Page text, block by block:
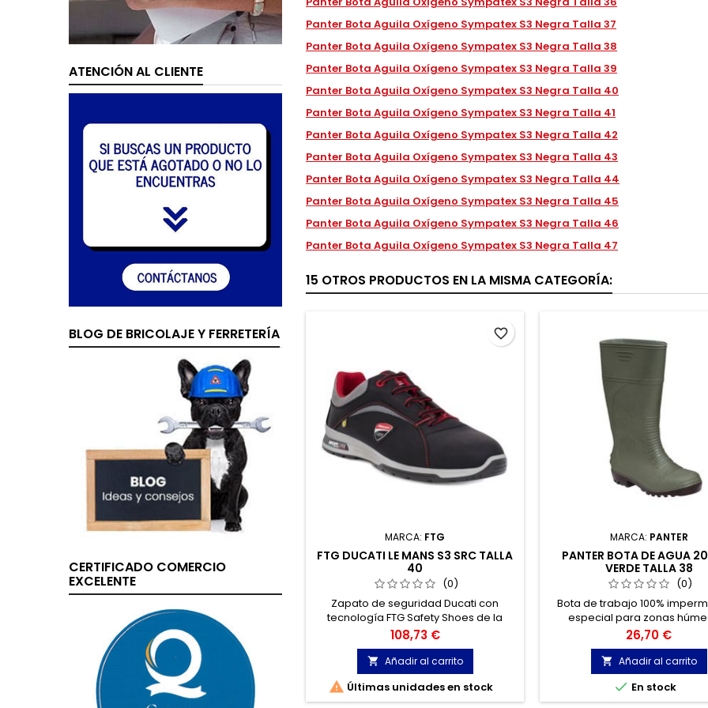
ATENCIÓN AL CLIENTE
BLOG DE BRICOLAJE Y FERRETERÍA
CERTIFICADO COMERCIO
EXCELENTE
Panter Bota Aguila Oxígeno Sympatex S3 Negra Talla 37
Panter Bota Aguila Oxígeno Sympatex S3 Negra Talla 38
Panter Bota Aguila Oxígeno Sympatex S3 Negra Talla 39
Panter Bota Aguila Oxígeno Sympatex S3 Negra Talla 40
Panter Bota Aguila Oxígeno Sympatex S3 Negra Talla 41
Panter Bota Aguila Oxígeno Sympatex S3 Negra Talla 42
Panter Bota Aguila Oxígeno Sympatex S3 Negra Talla 43
Panter Bota Aguila Oxígeno Sympatex S3 Negra Talla 44
Panter Bota Aguila Oxígeno Sympatex S3 Negra Talla 45
Panter Bota Aguila Oxígeno Sympatex S3 Negra Talla 46
Panter Bota Aguila Oxígeno Sympatex S3 Negra Talla 47
15 OTROS PRODUCTOS EN LA MISMA CATEGORÍA:
MARCA: FTG
FTG DUCATI LE MANS S3 SRC TALLA
40
(0)
Zapato de seguridad Ducati con
tecnología FTG Safety Shoes de la
colección Racing Line.
Precio
108,73 €
 Añadir al carrito
 Últimas unidades en stock
favorite_border
MARCA: PANTER
PANTER BOTA DE AGUA
VERDE TALLA 38
(0)
Bota de trabajo 100%
especial para zonas
Precio
26,70 €
 Añadir al carrito
 En stock